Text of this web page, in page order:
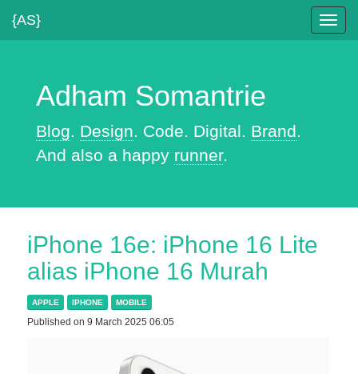
{AS}
Adham Somantrie
Blog. Design. Code. Digital. Brand.
And also a happy runner.
iPhone 16e: iPhone 16 Lite
alias iPhone 16 Murah
APPLE IPHONE MOBILE
Published on 9 March 2025 06:05